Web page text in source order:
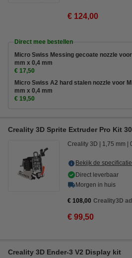
€ 124,00
Direct mee bestellen
Micro Swiss Messing gecoate nozzle
mm x 0,4 mm
€ 17,50
Micro Swiss A2 hard stalen nozzle voor
mm x 0,4 mm
€ 19,50
Creality 3D Sprite Extruder Pro Kit
Creality 3D 1,75 mm
Bekijk de
Direct leverbaar
Morgen in huis
€ 108,00 Creality3D
€ 99,50
Creality 3D Ender-3 V2 Display kit